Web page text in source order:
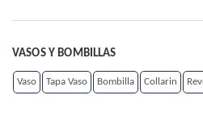
VASOS Y BOMBILLAS
Vaso Tapa Vaso Bombilla Collarin